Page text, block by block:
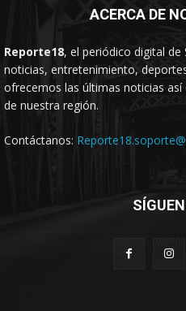
ACERCA DE
Reporte18, el periódico digital
noticias, entretenimiento,
ofrecemos las últimas noticias
de nuestra región.
Contáctanos: